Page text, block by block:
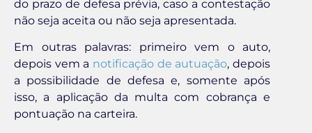
do prazo de defesa prévia, caso a contestação
não seja aceita ou não seja apresentada.
Em outras palavras: primeiro vem o auto,
depois vem a notificação de autuação, depois
a possibilidade de defesa e, somente após
isso, a aplicação da multa com cobrança e
pontuação na carteira.